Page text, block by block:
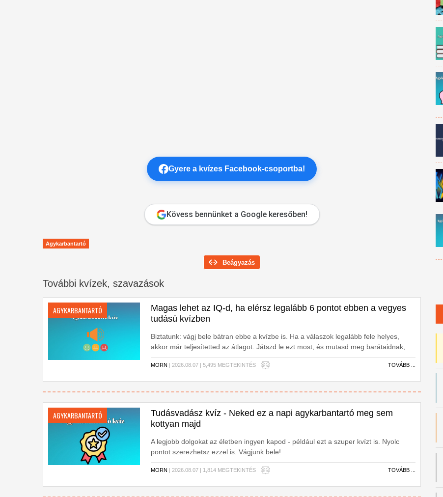
Gyere a kvízes Facebook-csoportba!
Kövess bennünket a Google keresőben!
Agykarbantartó
Beágyazás
További kvízek, szavazások
AGYKARBANTARTÓ
Magas lehet az IQ-d, ha elérsz legalább 6 pontot ebben a vegyes
tudású kvízben
Biztatunk: vágj bele bátran ebbe a kvízbe is. Ha a válaszok legalább fele helyes,
akkor már teljesítetted az átlagot. Játszd le ezt most, és mutasd meg barátaidnak,
ismerőseidnek!
MORN | 2026.08.07 | 5,495 MEGTEKINTÉS TOVÁBB ...
AGYKARBANTARTÓ
Tudásvadász kvíz - Neked ez a napi agykarbantartó meg sem
kottyan majd
A legjobb dolgokat az életben ingyen kapod - például ezt a szuper kvízt is. Nyolc
pontot szerezhetsz ezzel is. Vágjunk bele!
MORN | 2026.08.07 | 1,814 MEGTEKINTÉS TOVÁBB ...